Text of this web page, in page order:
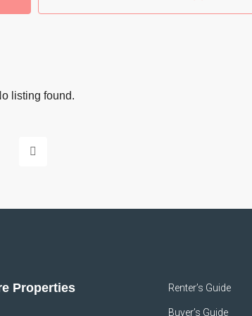
listing found.
Properties Renter’s Guide
Buyer’s Guide